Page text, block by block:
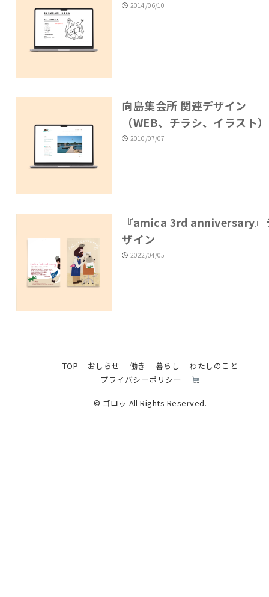
2014/06/10
向島集会所 関連デザイン
（WEB、チラシ、イラスト）
2010/07/07
『amica 3rd anniversary』
ザイン
2022/04/05
TOP おしらせ 働き 暮らし
わたしのこと
プライバシーポリシー
© ゴロゥ All Rights Reserved.